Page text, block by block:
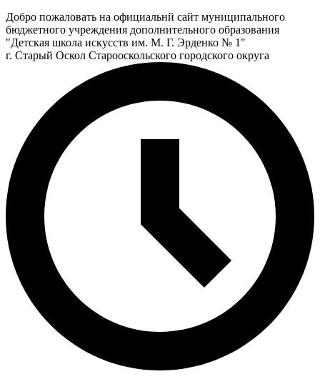
Добро пожаловать на официальнй сайт муниципального
бюджетного учреждения дополнительного образования
"Детская школа искусств им. М. Г. Эрденко № 1"
г. Старый Оскол Старооскольского городского округа